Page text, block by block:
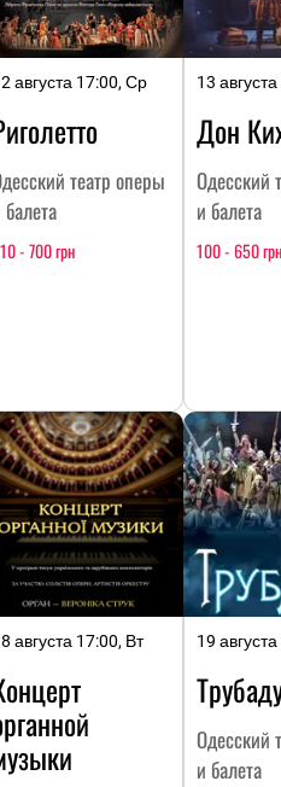
августа 17:00, Ср
театр оперы
балета
- 700 грн
13
Дон
Одесский
и балета
100 - 650 грн
августа 17:00, Вт 19
Одесский
и балета